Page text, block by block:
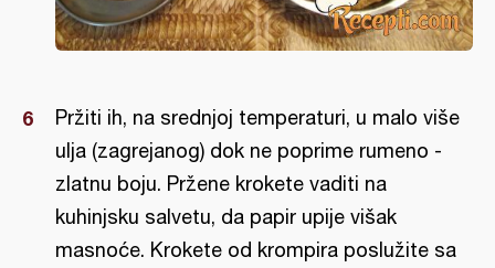
Pržiti ih, na srednjoj temperaturi, u malo više
ulja (zagrejanog) dok ne poprime rumeno -
zlatnu boju. Pržene krokete vaditi na
kuhinjsku salvetu, da papir upije višak
masnoće. Krokete od krompira poslužite sa